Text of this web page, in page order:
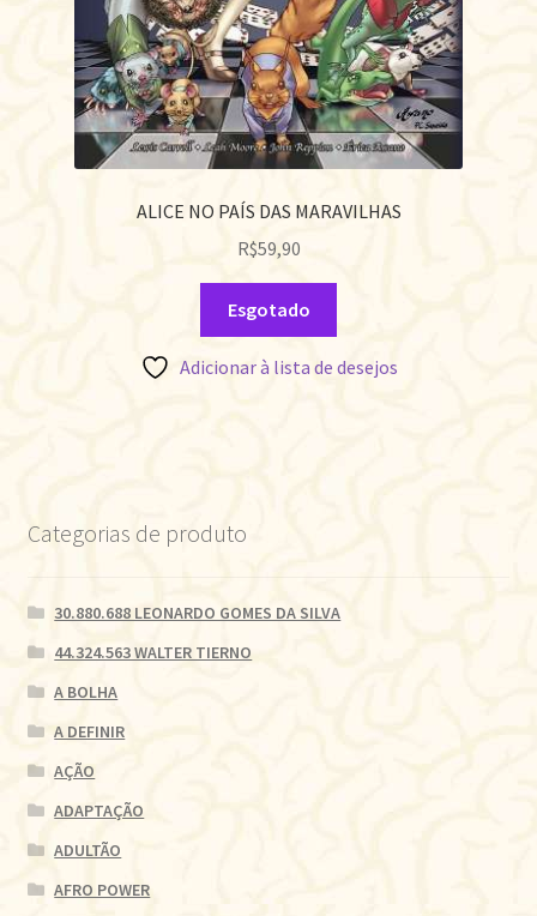
ALICE NO PAÍS DAS MARAVILHAS
R$59,90
Esgotado
Adicionar à lista de desejos
Categorias de produto
30.880.688 LEONARDO GOMES DA SILVA
44.324.563 WALTER TIERNO
A BOLHA
A DEFINIR
AÇÃO
ADAPTAÇÃO
ADULTÃO
AFRO POWER